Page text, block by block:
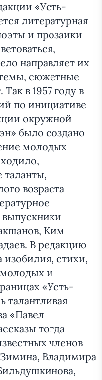
«Усть-
литературная
и прозаики
направляет их
темы, сюжетные
в 1957 году в
по инициативе
окружной
было создано
молодых
возраста
Ким
В редакцию
изобилия, стихи,
молодых и
«Усть-
талантливая
«Павел
тогда
членов
Владимира